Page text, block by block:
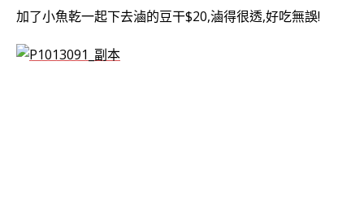
加了小魚乾一起下去滷的豆干$20,滷得很透,好吃無誤!